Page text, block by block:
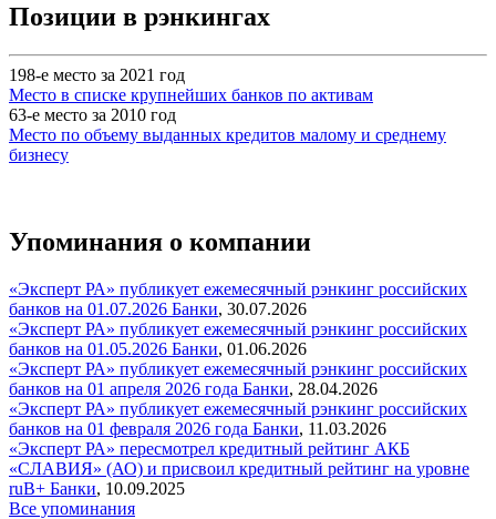
Позиции в рэнкингах
198-е место за 2021 год
Место в списке крупнейших банков по активам
63-е место за 2010 год
Место по объему выданных кредитов малому и среднему
бизнесу
Упоминания о компании
«Эксперт РА» публикует ежемесячный рэнкинг российских
банков на 01.07.2026 Банки, 30.07.2026
«Эксперт РА» публикует ежемесячный рэнкинг российских
банков на 01.05.2026 Банки, 01.06.2026
«Эксперт РА» публикует ежемесячный рэнкинг российских
банков на 01 апреля 2026 года Банки, 28.04.2026
«Эксперт РА» публикует ежемесячный рэнкинг российских
банков на 01 февраля 2026 года Банки, 11.03.2026
«Эксперт РА» пересмотрел кредитный рейтинг АКБ
«СЛАВИЯ» (АО) и присвоил кредитный рейтинг на уровне
ruB+ Банки, 10.09.2025
Все упоминания